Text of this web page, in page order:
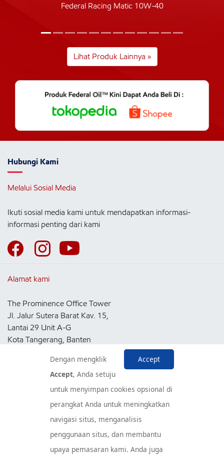
Federal Racing Matic 10W-40
Lihat Produk Lainnya »
Hubungi Kami
Melalui Sosial Media
Ikuti sosial media kami untuk mendapatkan informasi-
informasi penting dari kami
Alamat kami
The Prominence Office Tower
Jl. Jalur Sutera Barat Kav. 15,
Lantai 29 Unit A-G
Kota Tangerang, Banten
Pusat Layanan Konsumen
Accept
Dengan mengklik
Accept, Anda setuju
untuk menyimpan cookies opsional di
perangkat Anda untuk meningkatkan
navigasi situs, menganalisis
penggunaan situs, dan membantu
upaya pemasaran kami. Anda juga